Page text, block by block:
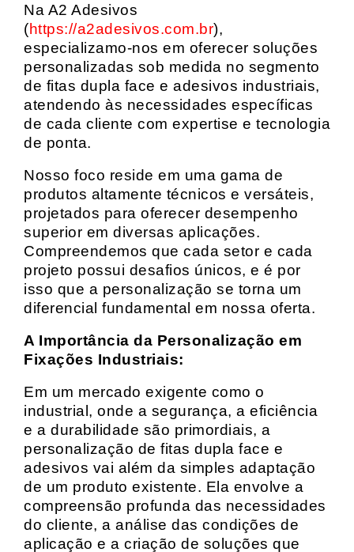
Na A2 Adesivos
(https://a2adesivos.com.br),
especializamo-nos em oferecer soluções
personalizadas sob medida no segmento
de fitas dupla face e adesivos industriais,
atendendo às necessidades específicas
de cada cliente com expertise e tecnologia
de ponta.
Nosso foco reside em uma gama de
produtos altamente técnicos e versáteis,
projetados para oferecer desempenho
superior em diversas aplicações.
Compreendemos que cada setor e cada
projeto possui desafios únicos, e é por
isso que a personalização se torna um
diferencial fundamental em nossa oferta.
A Importância da Personalização em
Fixações Industriais:
Em um mercado exigente como o
industrial, onde a segurança, a eficiência
e a durabilidade são primordiais, a
personalização de fitas dupla face e
adesivos vai além da simples adaptação
de um produto existente. Ela envolve a
compreensão profunda das necessidades
do cliente, a análise das condições de
aplicação e a criação de soluções que